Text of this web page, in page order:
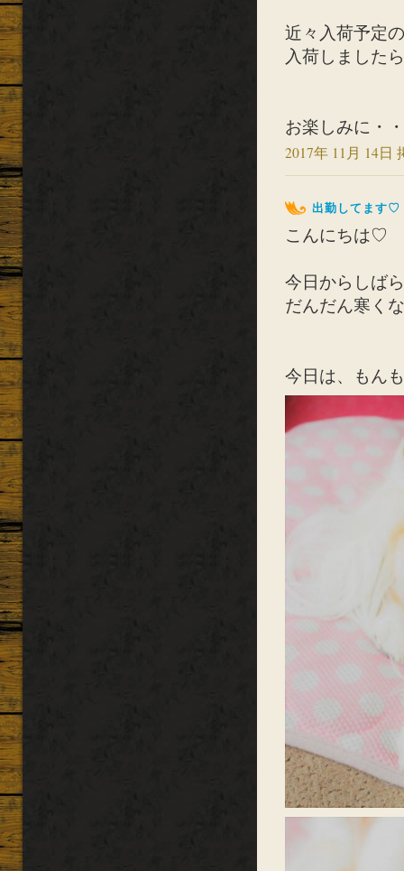
近々入荷予定
入荷しました
お楽しみに・
2017年 11月 14日
出勤してます♡
こんにちは♡
今日からしば
だんだん寒く
今日は、もん